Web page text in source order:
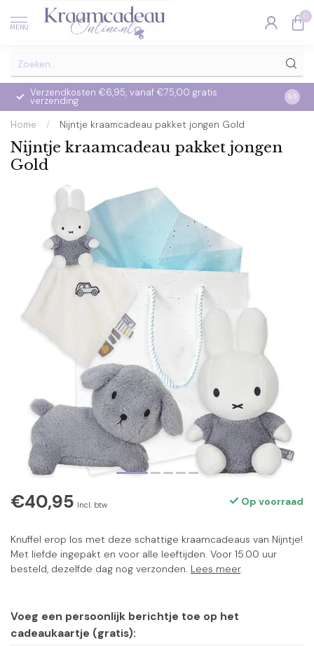
MENU
0
Verzendkosten €6,95, vanaf €75,00 gratis
verzending
Op
9.5
Home / Nijntje kraamcadeau pakket jongen Gold
Nijntje kraamcadeau pakket jongen
Gold
€40,95 Incl. btw Op voorraad
Knuffel erop los met deze schattige kraamcadeaus van Nijntje!
Met liefde ingepakt en voor alle leeftijden. Voor 15.00 uur
besteld, dezelfde dag nog verzonden. Lees meer.
Voeg een persoonlijk berichtje toe op het
cadeaukaartje (gratis):